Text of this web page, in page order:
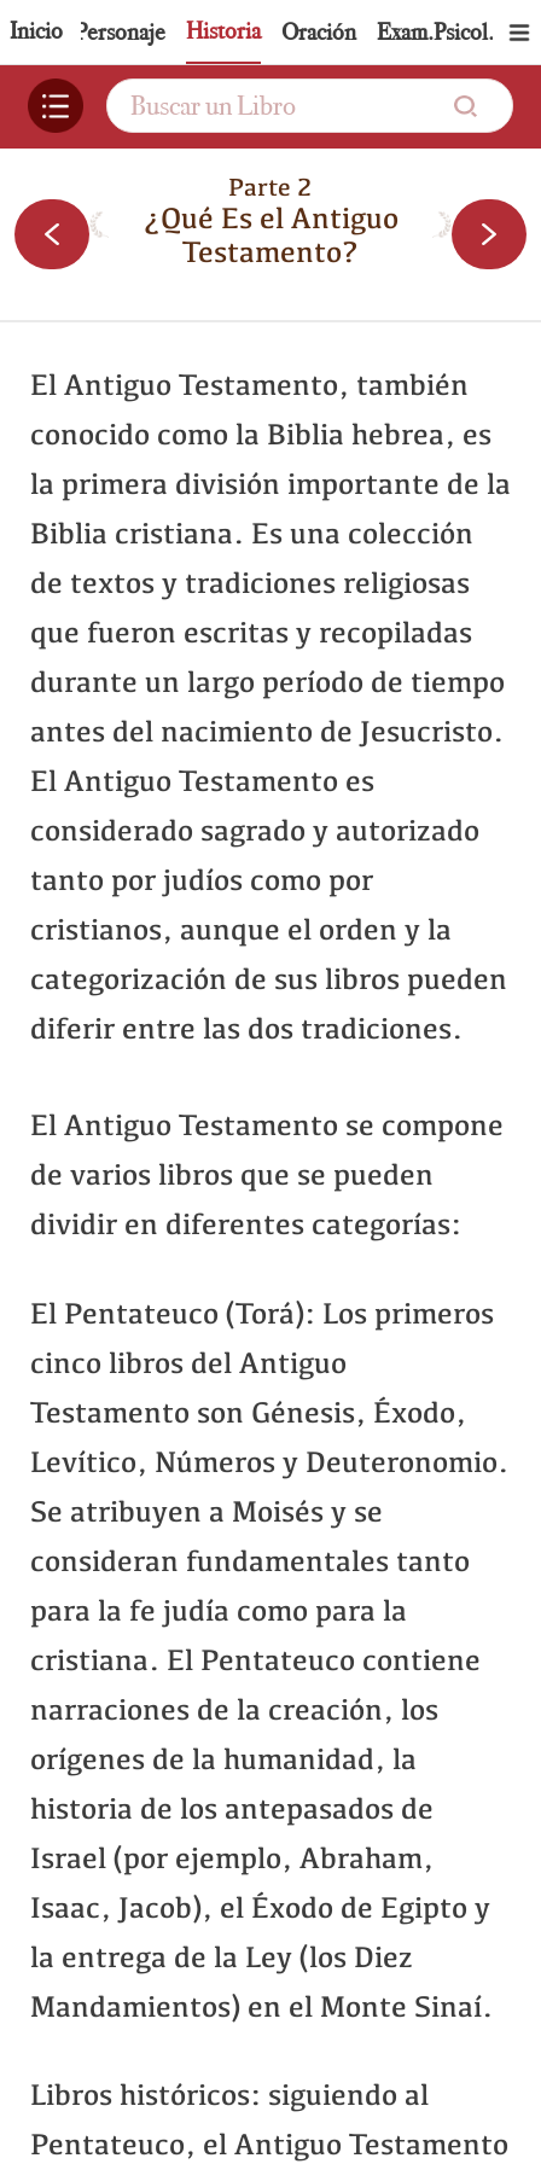
Inicio
Tema Personaje Historia Oración Exam.Psicol.
Parte 2
¿Qué Es el Antiguo
Testamento?
El Antiguo Testamento, también
conocido como la Biblia hebrea, es
la primera división importante de la
Biblia cristiana. Es una colección
de textos y tradiciones religiosas
que fueron escritas y recopiladas
durante un largo período de tiempo
antes del nacimiento de Jesucristo.
El Antiguo Testamento es
considerado sagrado y autorizado
tanto por judíos como por
cristianos, aunque el orden y la
categorización de sus libros pueden
diferir entre las dos tradiciones.
El Antiguo Testamento se compone
de varios libros que se pueden
dividir en diferentes categorías:
El Pentateuco (Torá): Los primeros
cinco libros del Antiguo
Testamento son Génesis, Éxodo,
Levítico, Números y Deuteronomio.
Se atribuyen a Moisés y se
consideran fundamentales tanto
para la fe judía como para la
cristiana. El Pentateuco contiene
narraciones de la creación, los
orígenes de la humanidad, la
historia de los antepasados de
Israel (por ejemplo, Abraham,
Isaac, Jacob), el Éxodo de Egipto y
la entrega de la Ley (los Diez
Mandamientos) en el Monte Sinaí.
Libros históricos: siguiendo al
Pentateuco, el Antiguo Testamento